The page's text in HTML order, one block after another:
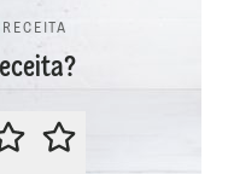
ESTA RECEITA